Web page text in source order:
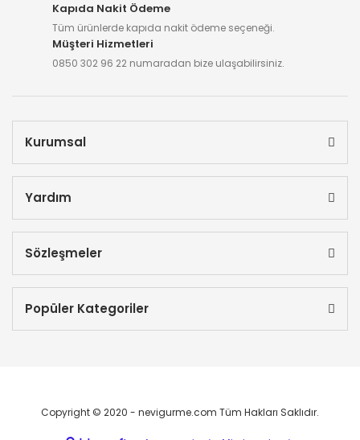
Kapıda Nakit Ödeme
Tüm ürünlerde kapıda nakit ödeme seçeneği.
Müşteri Hizmetleri
0850 302 96 22 numaradan bize ulaşabilirsiniz.
Kurumsal
Yardım
Sözleşmeler
Popüler Kategoriler
Copyright © 2020 - nevigurme.com Tüm Hakları Saklıdır.